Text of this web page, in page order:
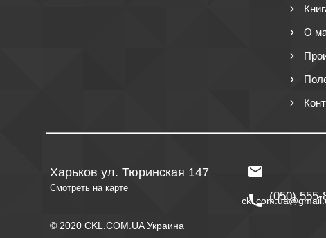
О
Харьков ул. Тюринская 147
Смотреть на карте
(050) 555-
© 2020 CKL.COM.UA Украина